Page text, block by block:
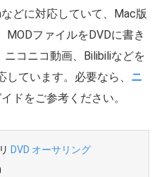
どに対応していて、Mac版
MODファイルをDVDに書き
コニコ動画、Bilibiliなどを
ています。必要なら、 ニ
ドをご参考ください。
DVD オーサリング